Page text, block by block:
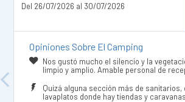
Previous
Del 26/07/2026 al 30/07/2026
Opiniones Sobre El Camping
Nos gustó mucho el silencio y la
limpio y amplio. Amable personal de
Quizá alguna sección más de sanitarios,
lavaplatos donde hay tiendas y caravanas